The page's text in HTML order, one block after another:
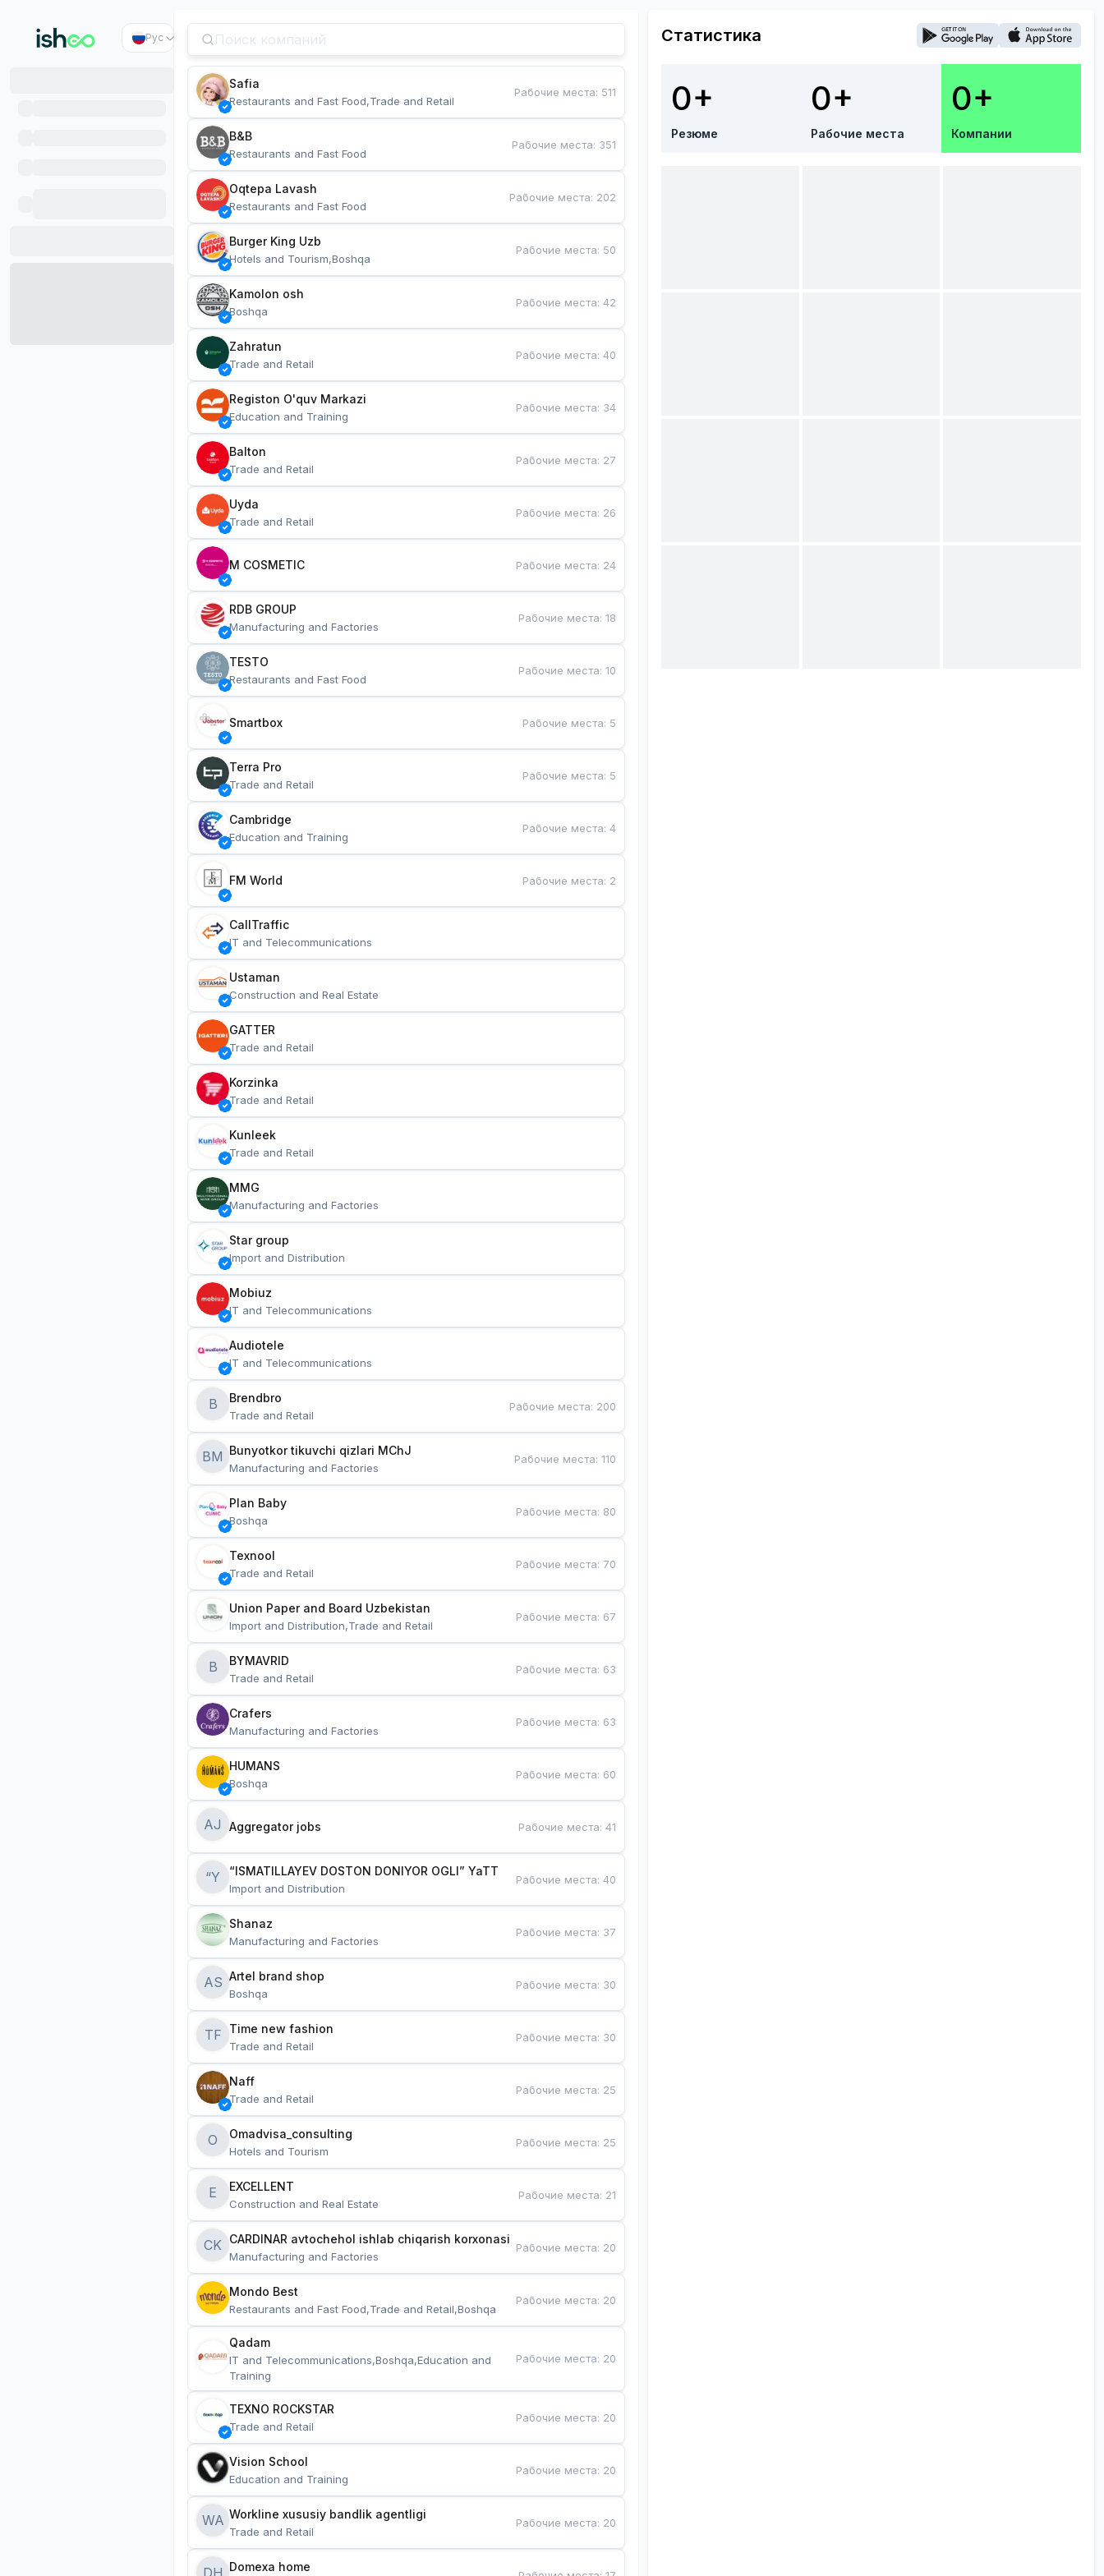
Рус
Safia
Restaurants and Fast Food,Trade and Retail
Рабочие места: 511
B&B
Restaurants and Fast Food
Рабочие места: 351
Oqtepa Lavash
Restaurants and Fast Food
Рабочие места: 202
Burger King Uzb
Hotels and Tourism,Boshqa
Рабочие места: 50
Kamolon osh
Boshqa
Рабочие места:42
Zahratun
Trade and Retail
Рабочие места:40
Registon O'quv Markazi
Education and Training
Рабочие места: 34
Balton
Trade and Retail
Рабочие места: 27
Uyda
Trade and Retail
Рабочие места: 26
M COSMETIC Рабочие места: 24
RDB GROUP
Manufacturing and Factories
Рабочие места:18
TESTO
Restaurants and Fast Food
Рабочие места:10
Smartbox Рабочие места: 5
Terra Pro
Trade and Retail
Рабочие места: 5
Cambridge
Education and Training
Рабочие места:4
FM World Рабочие места: 2
CallTraffic
IT and Telecommunications
Ustaman
Construction and Real Estate
GATTER
Trade and Retail
Korzinka
Trade and Retail
Kunleek
Trade and Retail
MMG
Manufacturing and Factories
Star group
Import and Distribution
Mobiuz
IT and Telecommunications
Audiotele
IT and Telecommunications
B Brendbro
Trade and Retail
Рабочие места: 200
BM
Manufacturing and Factories
Рабочие места:110
Plan Baby
Boshqa
Рабочие места: 80
Texnool
Trade and Retail
Рабочие места: 70
Union Paper and Board Uzbekistan
Import and Distribution,Trade and Retail
Рабочие места: 67
B BYMAVRID
Trade and Retail
Рабочие места: 63
Crafers
Manufacturing and Factories
Рабочие места: 63
HUMANS
Boshqa
Рабочие места: 60
AJ Aggregator jobs Рабочие места:41
“Y “ISMATILLAYEV DOSTON DONIYOR OGLI” YaTT
Import and Distribution
Рабочие места:40
Shanaz
Manufacturing and Factories
Рабочие места: 37
AS Artel brand shop
Boshqa
Рабочие места: 30
TF Time new fashion
Trade and Retail
Рабочие места: 30
Naff
Trade and Retail
Рабочие места: 25
O Omadvisa_consulting
Hotels and Tourism
Рабочие места: 25
E EXCELLENT
Construction and Real Estate
Рабочие места: 21
CK CARDINAR avtochehol ishlab chiqarish korxonasi
Manufacturing and Factories
Рабочие места: 20
Mondo Best
Restaurants and Fast Food,Trade and Retail,Boshqa
Рабочие места: 20
Qadam
IT and Telecommunications,Boshqa,Education and
Training
Рабочие места: 20
TEXNO ROCKSTAR
Trade and Retail
Рабочие места: 20
Vision School
Education and Training
Рабочие места: 20
WA Workline xususiy bandlik agentligi
Trade and Retail
Рабочие места: 20
DH Domexa home
Статистика
0+
Резюме
0+
Рабочие места
0+
Компании